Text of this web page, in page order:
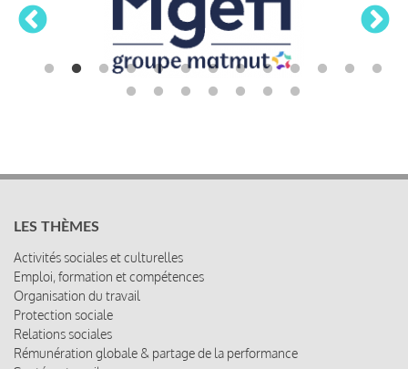
LES THÈMES
Activités sociales et culturelles
Emploi, formation et compétences
Organisation du travail
Protection sociale
Relations sociales
Rémunération globale & partage de la performance